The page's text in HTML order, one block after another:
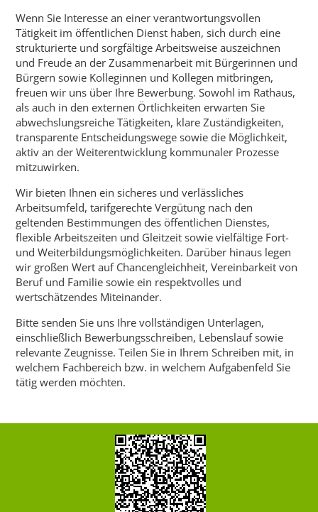
Wenn Sie Interesse an einer verantwortungsvollen
Tätigkeit im öffentlichen Dienst haben, sich durch eine
strukturierte und sorgfältige Arbeitsweise auszeichnen
und Freude an der Zusammenarbeit mit Bürgerinnen und
Bürgern sowie Kolleginnen und Kollegen mitbringen,
freuen wir uns über Ihre Bewerbung. Sowohl im Rathaus,
als auch in den externen Örtlichkeiten erwarten Sie
abwechslungsreiche Tätigkeiten, klare Zuständigkeiten,
transparente Entscheidungswege sowie die Möglichkeit,
aktiv an der Weiterentwicklung kommunaler Prozesse
mitzuwirken.
Wir bieten Ihnen ein sicheres und verlässliches
Arbeitsumfeld, tarifgerechte Vergütung nach den
geltenden Bestimmungen des öffentlichen Dienstes,
flexible Arbeitszeiten und Gleitzeit sowie vielfältige Fort-
und Weiterbildungsmöglichkeiten. Darüber hinaus legen
wir großen Wert auf Chancengleichheit, Vereinbarkeit von
Beruf und Familie sowie ein respektvolles und
wertschätzendes Miteinander.
Bitte senden Sie uns Ihre vollständigen Unterlagen,
einschließlich Bewerbungsschreiben, Lebenslauf sowie
relevante Zeugnisse. Teilen Sie in Ihrem Schreiben mit, in
welchem Fachbereich bzw. in welchem Aufgabenfeld Sie
tätig werden möchten.